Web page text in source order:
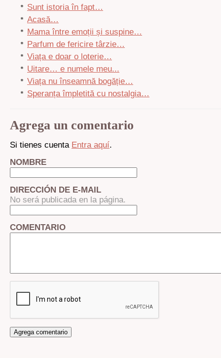
Sunt istoria în fapt…
Acasă…
Mama între emoții și suspine…
Parfum de fericire târzie…
Viața e doar o loterie…
Uitare… e numele meu...
Viața nu înseamnă bogăție…
Speranța împletită cu nostalgia…
Agrega un comentario
Si tienes cuenta Entra aquí.
NOMBRE
DIRECCIÓN DE E-MAIL
No será publicada en la página.
COMENTARIO